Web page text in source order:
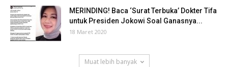
MERINDING! Baca ‘Surat Terbuka’ Dokter Tifa
untuk Presiden Jokowi Soal Ganasnya...
18 Maret 2020
Muat lebih banyak